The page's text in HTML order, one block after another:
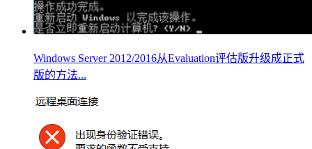
Windows Server 2012/2016从Evaluation评估版升级成正式
版的方法...